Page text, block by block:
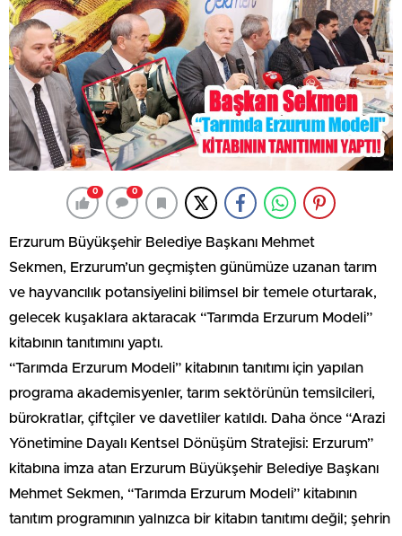
0 0
Erzurum Büyükşehir Belediye Başkanı Mehmet
Sekmen, Erzurum’un geçmişten günümüze uzanan tarım
ve hayvancılık potansiyelini bilimsel bir temele oturtarak,
gelecek kuşaklara aktaracak “Tarımda Erzurum Modeli”
kitabının tanıtımını yaptı.
“Tarımda Erzurum Modeli” kitabının tanıtımı için yapılan
programa akademisyenler, tarım sektörünün temsilcileri,
bürokratlar, çiftçiler ve davetliler katıldı. Daha önce “Arazi
Yönetimine Dayalı Kentsel Dönüşüm Stratejisi: Erzurum”
kitabına imza atan Erzurum Büyükşehir Belediye Başkanı
Mehmet Sekmen, “Tarımda Erzurum Modeli” kitabının
tanıtım programının yalnızca bir kitabın tanıtımı değil; şehrin